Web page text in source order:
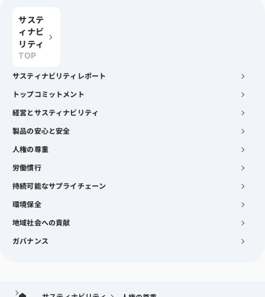
サステ
ィナビ
リティ
TOP
サスティナビリティレポート
トップコミットメント
経営とサスティナビリティ
製品の安心と安全
人権の尊重
労働慣行
持続可能なサプライチェーン
環境保全
地域社会への貢献
ガバナンス